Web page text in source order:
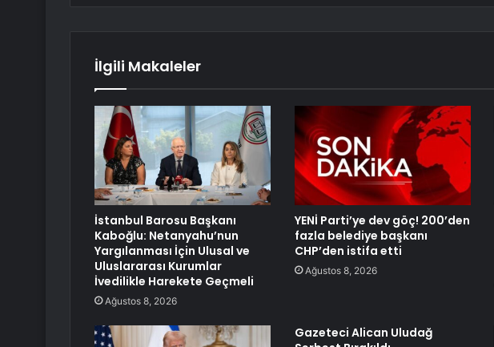
İlgili Makaleler
İstanbul Barosu Başkanı
Kaboğlu: Netanyahu’nun
Yargılanması İçin Ulusal ve
Uluslararası Kurumlar
İvedilikle Harekete Geçmeli
Ağustos 8, 2026
YENİ Parti’ye dev göç! 200’den
fazla belediye başkanı
CHP’den istifa etti
Ağustos 8, 2026
Gazeteci Alican Uludağ